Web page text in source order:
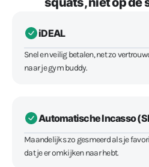
iDEAL
Snel en veilig betalen, net zo
naar je gym buddy.
Automatische Incasso
Maandelijks zo gesmeerd als je
dat je er omkijken naar hebt.